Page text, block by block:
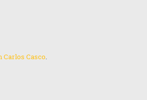
Carlos Casco.